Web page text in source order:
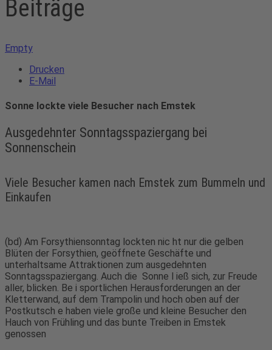
Beiträge
Empty
Drucken
E-Mail
Sonne lockte viele Besucher nach Emstek
Ausgedehnter Sonntagsspaziergang bei
Sonnenschein
Viele Besucher kamen nach Emstek zum Bummeln und
Einkaufen
(bd) Am Forsythiensonntag lockten nic ht nur die gelben
Blüten der Forsythien, geöffnete Geschäfte und
unterhaltsame Attraktionen zum ausgedehnten
Sonntagsspaziergang. Auch die Sonne l ieß sich, zur Freude
aller, blicken. Be i sportlichen Herausforderungen an der
Kletterwand, auf dem Trampolin und hoch oben auf der
Postkutsch e haben viele große und kleine Besucher den
Hauch von Frühling und das bunte Treiben in Emstek
genossen